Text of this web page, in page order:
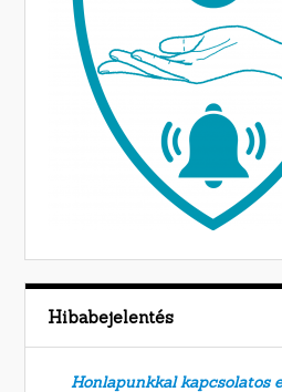
Hibabejelentés
Honlapunkkal kapcsolatos